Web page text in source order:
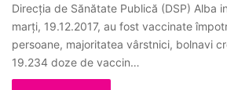
Direcția de Sănătate Publică (DSP) Alba
marți, 19.12.2017, au fost vaccinate
persoane, majoritatea vârstnici, bolnavi
19.234 doze de vaccin…